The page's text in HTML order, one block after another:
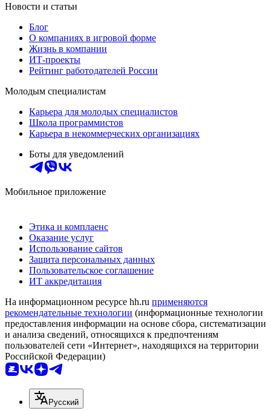
Новости и статьи
Блог
О компаниях в игровой форме
Жизнь в компании
ИТ-проекты
Рейтинг работодателей России
Молодым специалистам
Карьера для молодых специалистов
Школа программистов
Карьера в некоммерческих организациях
Боты для уведомлений
Мобильное приложение
Этика и комплаенс
Оказание услуг
Использование сайтов
Защита персональных данных
Пользовательское соглашение
ИТ аккредитация
На информационном ресурсе hh.ru применяются
рекомендательные технологии (информационные технологии
предоставления информации на основе сбора, систематизации
и анализа сведений, относящихся к предпочтениям
пользователей сети «Интернет», находящихся на территории
Российской Федерации)
Русский